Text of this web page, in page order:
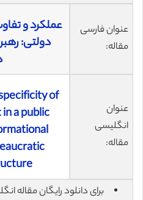
عنوان فارسی
مقاله:
عملکرد و
دولتی:
عنوان
انگلیسی
مقاله:
of
a public